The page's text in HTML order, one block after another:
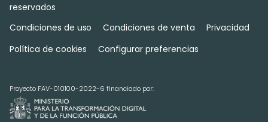
reservados
Condiciones de uso
Condiciones de venta
Privacidad
Política de cookies
Configurar preferencias
Proyecto FAV-010100-2022-6 financiado por: